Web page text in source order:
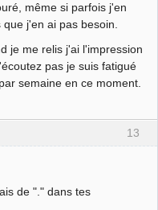
même si parfois j'en
j'en ai pas besoin.
je me relis j'ai l'impression
pas je suis fatigué
semaine en ce moment.
13
de "." dans tes